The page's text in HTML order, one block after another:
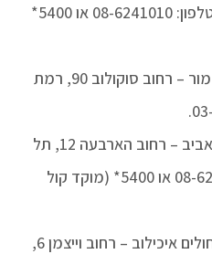
רחובות (פארק המדע). טלפון: 08-6241010 או 5400*
מרפאת מטיילים – מכון מור – רחוב סוקולוב 90, רמת
לשכת בריאות מחוז תל אביב – רחוב הארבעה 12, תל
אביב-יפו. טלפון: 08-6241010 או 5400* (מוקד קול
מרפאת מטיילים – בית חולים איכילוב – רחוב וייצמן 6,